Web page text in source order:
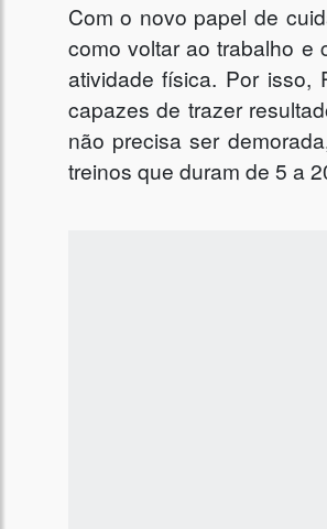
Com o novo papel de
como voltar ao trabalho e
atividade física. Por isso,
capazes de trazer
não precisa ser
treinos que duram de 5 a